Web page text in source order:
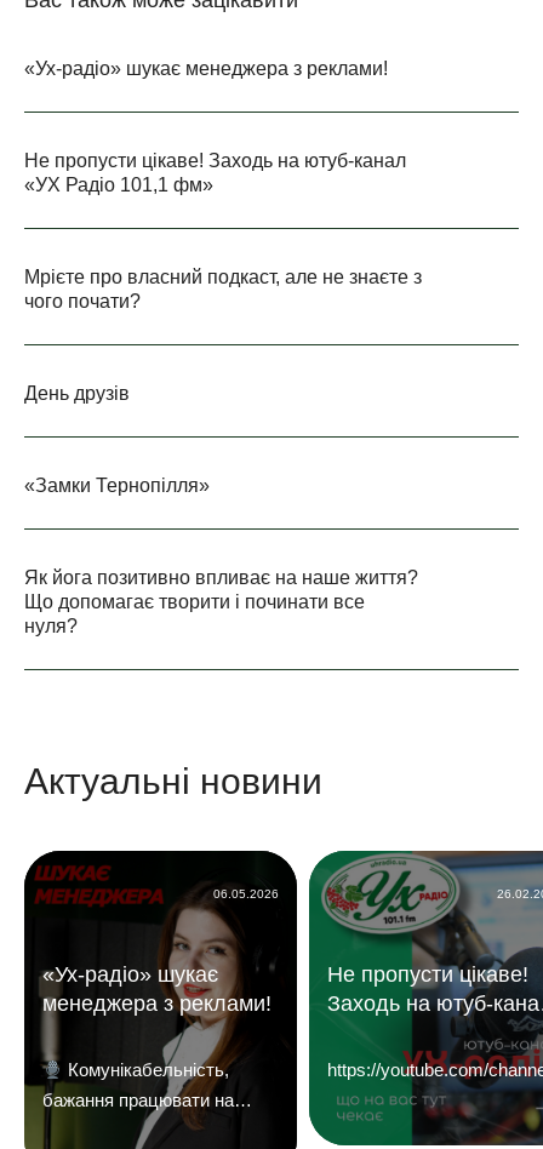
«Ух-радіо» шукає менеджера з реклами!
Не пропусти цікаве! Заходь на ютуб-канал
«УХ Радіо 101,1 фм»
Мрієте про власний подкаст, але не знаєте з
чого почати?
День друзів
«Замки Тернопілля»
Як йога позитивно впливає на наше життя?
Що допомагає творити і починати все
нуля?
Актуальні новини
«Ух-радіо» шукає
менеджера з реклами!
Комунікабельність,
бажання працювати на
результат і досвід у
06.05.2026
Не пропусти цікаве!
Заходь на ютуб-
«УХ Радіо 101,1 фм»
https://youtube.com/